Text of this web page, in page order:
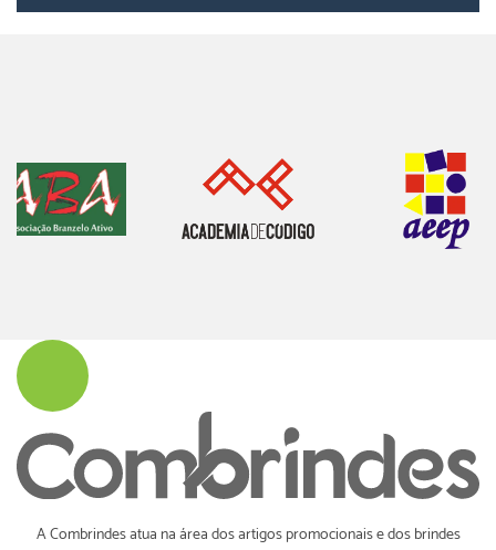
A Combrindes atua na área dos artigos promocionais e dos brindes